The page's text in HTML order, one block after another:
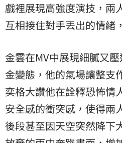
戲裡展現高強度演技，兩
互相接住對手丟出的情緒
金雲在MV中展現細膩又
金變態，他的氣場讓整支
奕格大讚他在詮釋恐怖情
安全感的衝突感，使得兩
後段甚至因天空突然降下